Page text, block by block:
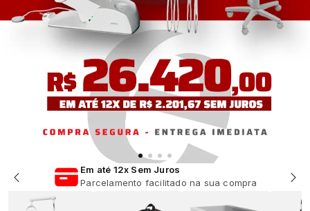
Em até 12x Sem Juros
Parcelamento facilitado na sua compra